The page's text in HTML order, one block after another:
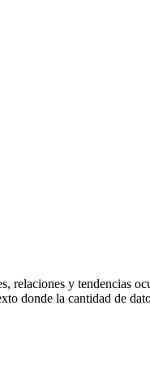
relaciones y tendencias
donde la cantidad de